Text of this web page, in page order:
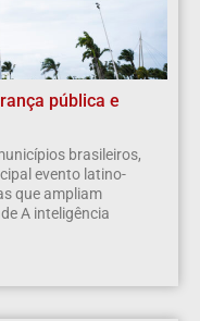
pública e
brasileiros,
evento latino-
que ampliam
A inteligência